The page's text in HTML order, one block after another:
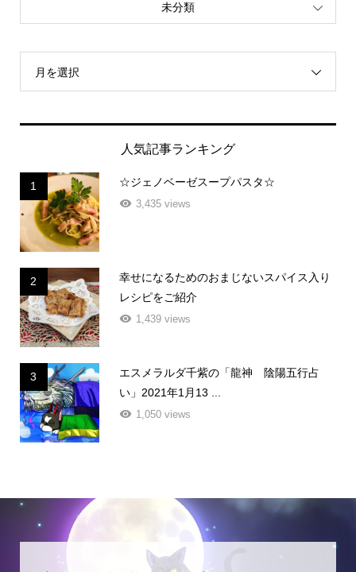
未分類
月を選択
人気記事ランキング
1 ☆ジェノベーゼスープパスタ☆
3,435 views
2
幸せになるためのおまじないスパイス入り
レシピをご紹介
1,439 views
3
エスメラルダ千紫の「龍神 陰陽五行占
い」2021年1月13 ...
1,050 views